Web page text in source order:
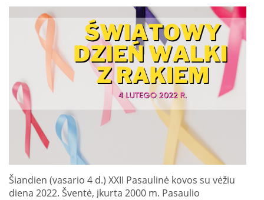
Šiandien (vasario 4 d.) XXII Pasaulinė kovos su vėžiu
diena 2022. Šventė, įkurta 2000 m. Pasaulio